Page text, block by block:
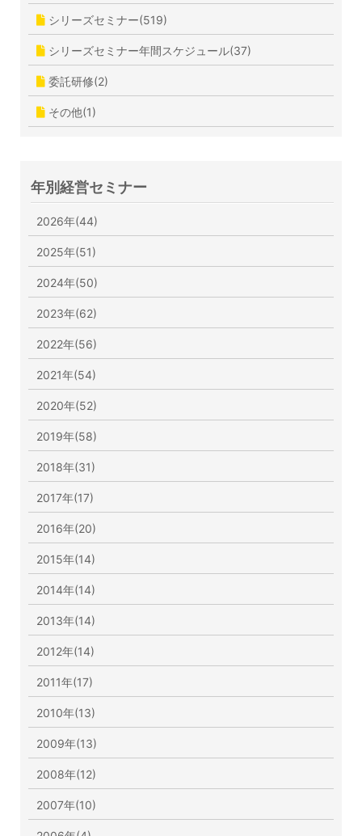
シリーズセミナー(519)
シリーズセミナー年間スケジュール(37)
委託研修(2)
その他(1)
年別経営セミナー
2026年(44)
2025年(51)
2024年(50)
2023年(62)
2022年(56)
2021年(54)
2020年(52)
2019年(58)
2018年(31)
2017年(17)
2016年(20)
2015年(14)
2014年(14)
2013年(14)
2012年(14)
2011年(17)
2010年(13)
2009年(13)
2008年(12)
2007年(10)